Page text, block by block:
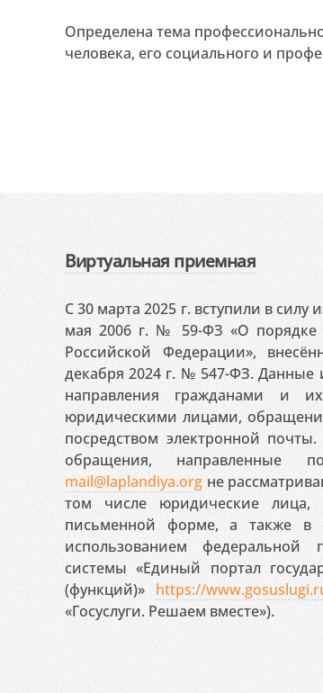
Определена тема
человека, его социального и
Виртуальная приемная
С 30 марта 2025 г. вступили в
мая 2006 г. № 59-ФЗ «О порядке
Российской Федерации»,
декабря 2024 г. № 547-ФЗ.
направления гражданами и
юридическими лицами,
посредством электронной
обращения, направленные
mail@laplandiya.org не
том числе юридические лица,
письменной форме, а также в
использованием федеральной
системы «Единый портал
(функций)» https://
«Госуслуги. Решаем вместе»).